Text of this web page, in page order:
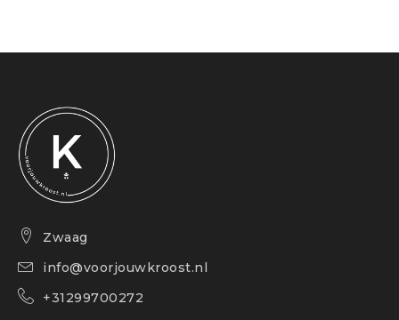
Zwaag
info@voorjouwkroost.nl
+31299700272